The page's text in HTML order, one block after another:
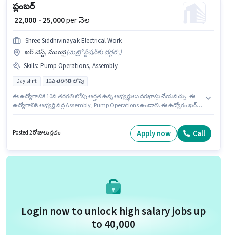
ప్లంబర్
₹ 22,000 - 25,000per నెల
Shree Siddhivinayak Electrical Work
ఖర్ వెస్ట్, ముంబై(మెట్రో స్టేషన్‌కు దగ్గర',)
Skills: Pump Operations, Assembly
Day shift 10వ తరగతి లోపు
ఈ ఉద్యోగానికి 10వ తరగతి లోపు అర్హత ఉన్న అభ్యర్థులు దరఖాస్తు చేయవచ్చు. ఈ
ఉద్యోగానికి అభ్యర్థి వద్ద Assembly, Pump Operations ఉండాలి. ఈ ఉద్యోగం ఖర్
ఉద్యోగంలో అదనపు ప్రయోజనాలు Insurance, PF ఉన్నాయి.
Posted 2 రోజులు క్రితం Apply now Call
Login now to unlock high salary jobs up
to ₹40,000